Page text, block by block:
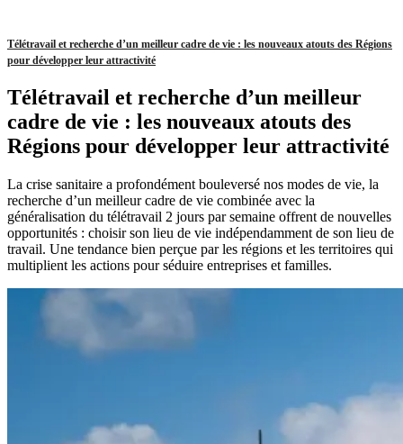
Télétravail et recherche d’un meilleur cadre de vie : les nouveaux atouts des Régions
pour développer leur attractivité
Télétravail et recherche d’un meilleur
cadre de vie : les nouveaux atouts des
Régions pour développer leur attractivité
La crise sanitaire a profondément bouleversé nos modes de vie, la
recherche d’un meilleur cadre de vie combinée avec la
généralisation du télétravail 2 jours par semaine offrent de nouvelles
opportunités : choisir son lieu de vie indépendamment de son lieu de
travail. Une tendance bien perçue par les régions et les territoires qui
multiplient les actions pour séduire entreprises et familles.